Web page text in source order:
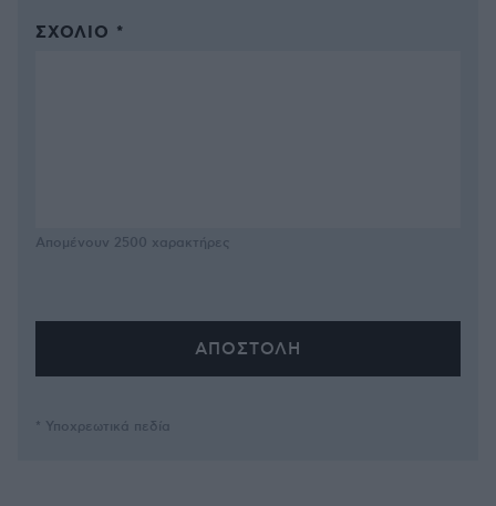
ΣΧΌΛΙΟ *
Απομένουν 2500 χαρακτήρες
* Υποχρεωτικά πεδία